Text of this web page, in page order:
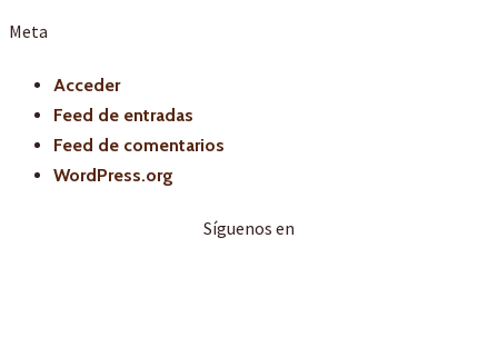
Meta
Acceder
Feed de entradas
Feed de comentarios
WordPress.org
Síguenos en